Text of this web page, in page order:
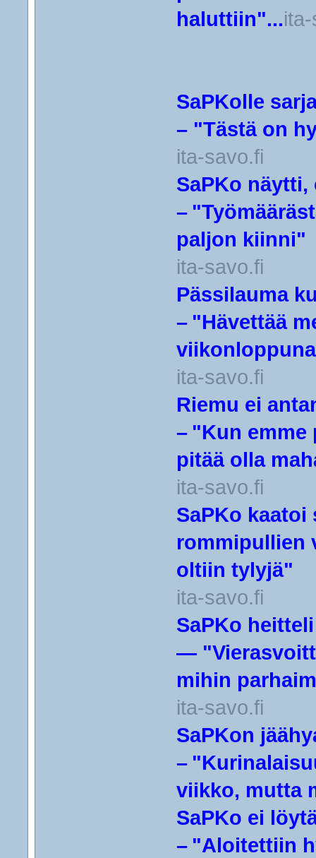
haluttiin"...
SaPKolle
– "Tästä on
ita-savo.fi
SaPKo näytti,
–
paljon kiinni"
ita-savo.fi
Pässilauma
– "Hävettää
ita-savo.fi
Riemu ei
– "Kun
pitää olla
ita-savo.fi
SaPKo kaatoi
rommipullien
oltiin tylyjä"
ita-savo.fi
SaPKo
—
mihin
ita-savo.fi
SaPKon
–
viikko, mutta
SaPKo ei
– "Aloitettiin